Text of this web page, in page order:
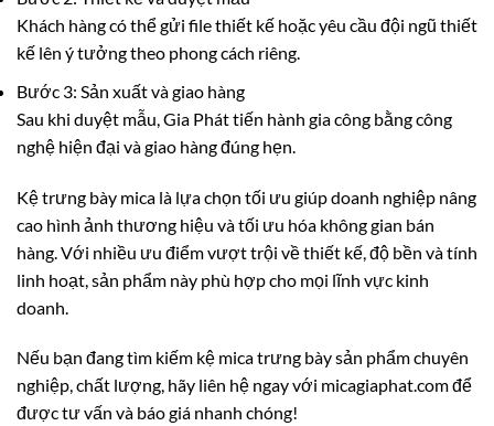
Khách hàng có thể gửi file thiết kế hoặc yêu cầu đội ngũ thiết
kế lên ý tưởng theo phong cách riêng.
Bước 3: Sản xuất và giao hàng
Sau khi duyệt mẫu, Gia Phát tiến hành gia công bằng công
nghệ hiện đại và giao hàng đúng hẹn.
Kệ trưng bày mica là lựa chọn tối ưu giúp doanh nghiệp nâng
cao hình ảnh thương hiệu và tối ưu hóa không gian bán
hàng. Với nhiều ưu điểm vượt trội về thiết kế, độ bền và tính
linh hoạt, sản phẩm này phù hợp cho mọi lĩnh vực kinh
doanh.
Nếu bạn đang tìm kiếm kệ mica trưng bày sản phẩm chuyên
nghiệp, chất lượng, hãy liên hệ ngay với micagiaphat.com để
được tư vấn và báo giá nhanh chóng!